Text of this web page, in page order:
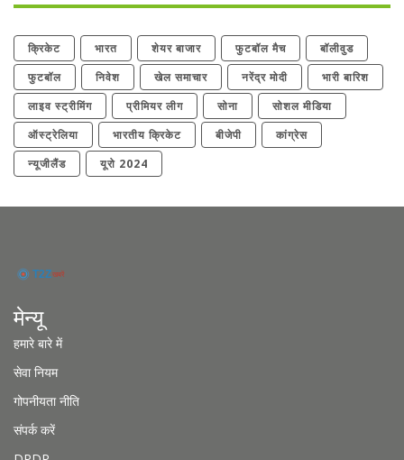
क्रिकेट भारत शेयर बाजार फुटबॉल मैच
बॉलीवुड
फुटबॉल
निवेश खेल समाचार नरेंद्र मोदी
भारी बारिश
लाइव स्ट्रीमिंग
प्रीमियर लीग सोना
सोशल मीडिया
ऑस्ट्रेलिया
भारतीय क्रिकेट बीजेपी
कांग्रेस
न्यूजीलैंड
यूरो 2024
मेन्यू
हमारे बारे में
सेवा नियम
गोपनीयता नीति
संपर्क करें